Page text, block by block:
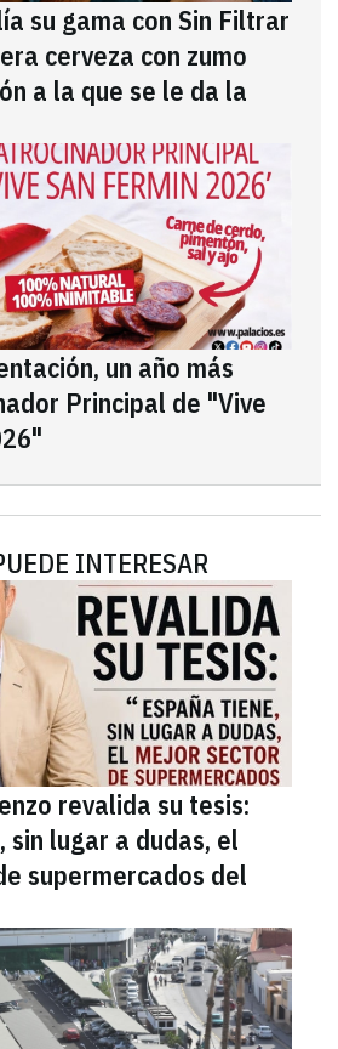
su gama con Sin Filtrar
cerveza con zumo
a la que se le da la
un año más
Principal de "Vive
INTERESAR
revalida su tesis:
sin lugar a dudas, el
supermercados del